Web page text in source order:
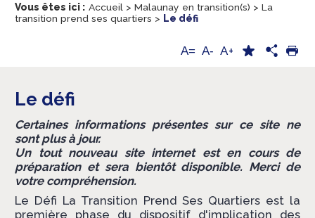
Vous êtes ici : Accueil > Malaunay en transition(s) > La
transition prend ses quartiers > Le défi
A= A- A+
Le défi
Certaines informations présentes sur ce site ne
sont plus à jour.
Un tout nouveau site internet est en cours de
préparation et sera bientôt disponible. Merci de
votre compréhension.
Le Défi La Transition Prend Ses Quartiers est la
première phase du dispositif d'implication des